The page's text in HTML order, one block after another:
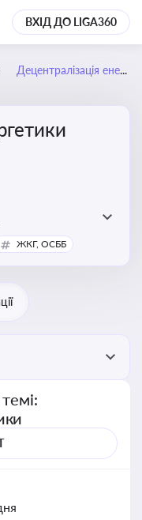
ВХІД ДО LIGA360
Децентралізація енергетики
Це важливо для
стимулювання
ЖКГ, ОСББ